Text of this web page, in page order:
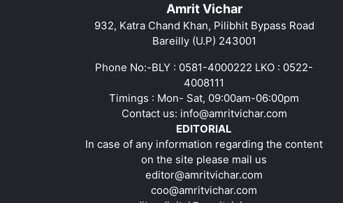
Amrit Vichar
932, Katra Chand Khan, Pilibhit Bypass Road
Bareilly (U.P) 243001
Phone No:-BLY : 0581-4000222 LKO : 0522-
4008111
Timings : Mon- Sat, 09:00am-06:00pm
Contact us: info@amritvichar.com
EDITORIAL
In case of any information regarding the content
on the site please mail us
editor@amritvichar.com
coo@amritvichar.com